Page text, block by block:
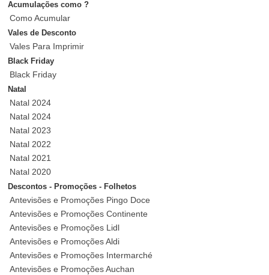
Acumulações como ?
Como Acumular
Vales de Desconto
Vales Para Imprimir
Black Friday
Black Friday
Natal
Natal 2024
Natal 2024
Natal 2023
Natal 2022
Natal 2021
Natal 2020
Descontos - Promoções - Folhetos
Antevisões e Promoções Pingo Doce
Antevisões e Promoções Continente
Antevisões e Promoções Lidl
Antevisões e Promoções Aldi
Antevisões e Promoções Intermarché
Antevisões e Promoções Auchan